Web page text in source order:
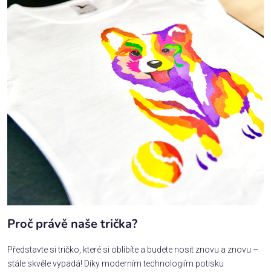
Proč právě naše trička?
Představte si tričko, které si oblíbíte a budete nosit znovu a znovu –
stále skvěle vypadá! Díky moderním technologiím potisku